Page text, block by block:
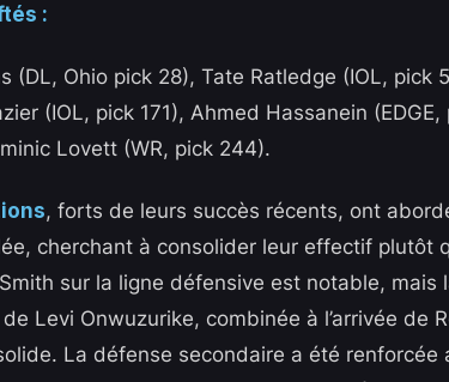
:
(DL, Ohio pick 28), Tate Ratledge (IOL, pick
(IOL, pick 171), Ahmed Hassanein
Lovett (WR, pick 244).
, forts de leurs succès récents, ont
cherchant à consolider leur effectif plutôt
Smith sur la ligne défensive est notable,
Levi Onwuzurike, combinée à l’arrivée de
La défense secondaire a été renforcée